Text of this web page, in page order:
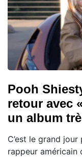
Pooh
retour avec
un album
C’est le grand
rappeur américain